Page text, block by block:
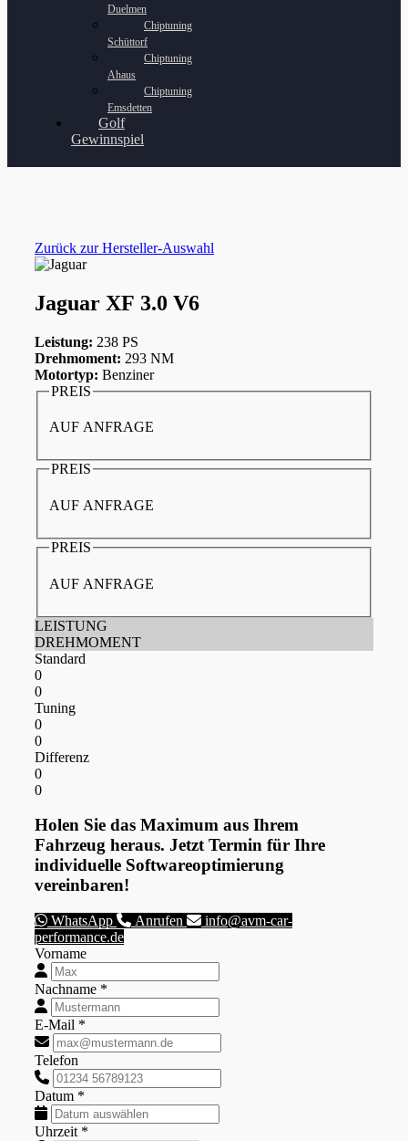
Duelmen
Chiptuning
Schüttorf
Chiptuning
Ahaus
Chiptuning
Emsdetten
Golf
Gewinnspiel
Zurück zur Hersteller-Auswahl
Jaguar XF 3.0 V6
Leistung: 238 PS
Drehmoment: 293 NM
Motortyp: Benziner
PREIS
AUF ANFRAGE
PREIS
AUF ANFRAGE
PREIS
AUF ANFRAGE
LEISTUNG
DREHMOMENT
Standard
0
0
Tuning
0
0
Differenz
0
0
Holen Sie das Maximum aus Ihrem
Fahrzeug heraus. Jetzt Termin für Ihre
individuelle Softwareoptimierung
vereinbaren!
WhatsApp Anrufen
info@avm-car-
performance.de
Vorname
Nachname *
E-Mail *
Telefon
Datum *
Uhrzeit *